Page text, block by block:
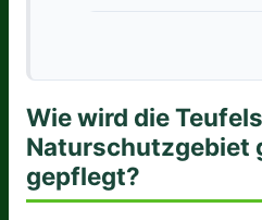
Wie wird die
Naturschutzgebiet
gepflegt?